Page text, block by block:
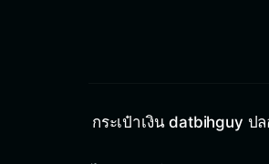
กระเป๋าเงิน datbihguy ป